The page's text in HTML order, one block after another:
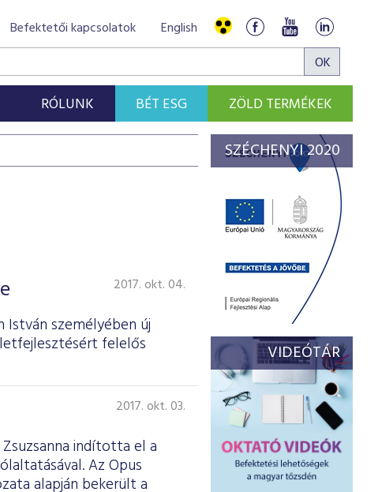
Befektetői kapcsolatok English
RÓLUNK BÉT ESG ZÖLD TERMÉKEK
2017. okt. 04.
személyében új
felelős
2017. okt. 03.
indította el a
Az Opus
alapján bekerült a
SZÉCHENYI 2020
VIDEÓTÁR